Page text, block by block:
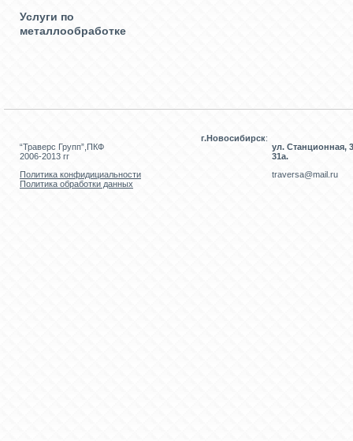
Услуги по
металлообработке
“Траверс Групп”,ПКФ
2006-2013 гг
Политика конфидициальности
Политика обработки данных
г.Новосибирск:
ул. Станционная,
31а.
traversa@mail.ru